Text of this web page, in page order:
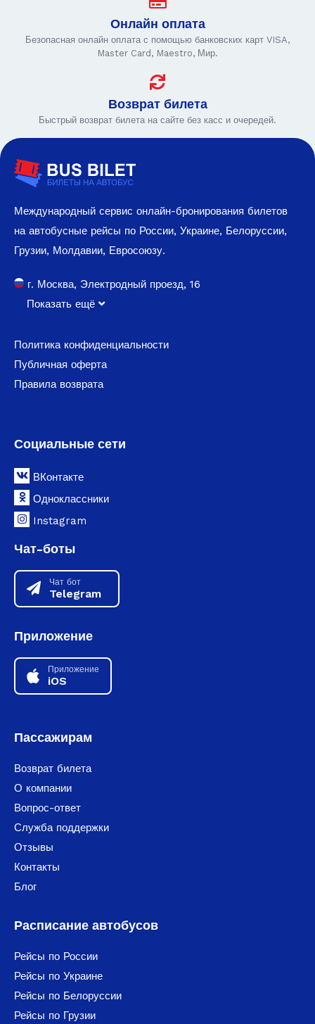
Онлайн оплата
Безопасная онлайн оплата с помощью банковских карт VISA,
Master Card, Maestro, Мир.
Возврат билета
Быстрый возврат билета на сайте без касс и очередей.
Международный сервис онлайн-бронирования билетов
на автобусные рейсы по России, Украине, Белоруссии,
Грузии, Молдавии, Евросоюзу.
г. Москва, Электродный проезд, 16
Показать ещё
Политика конфиденциальности
Публичная оферта
Правила возврата
Социальные сети
ВКонтакте
Одноклассники
Instagram
Чат-боты
Чат бот
Telegram
Приложение
Приложение
iOS
Пассажирам
Возврат билета
О компании
Вопрос-ответ
Служба поддержки
Отзывы
Контакты
Блог
Расписание автобусов
Рейсы по России
Рейсы по Украине
Рейсы по Белоруссии
Рейсы по Грузии